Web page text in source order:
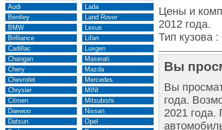
Audi
Bentley
BMW
Brilliance
Cadillac
Changan
Chery
Chevrolet
Chrysler
Citroen
Daewoo
Datsun
Lada
Land Rover
Lexus
Lifan
Luxgen
Maserati
Mazda
Mercedes
MINI
Mitsubishi
Nissan
Opel
Цены и
2012 года.
Тип кузова :
Вы
Вы
года.
2021 года.